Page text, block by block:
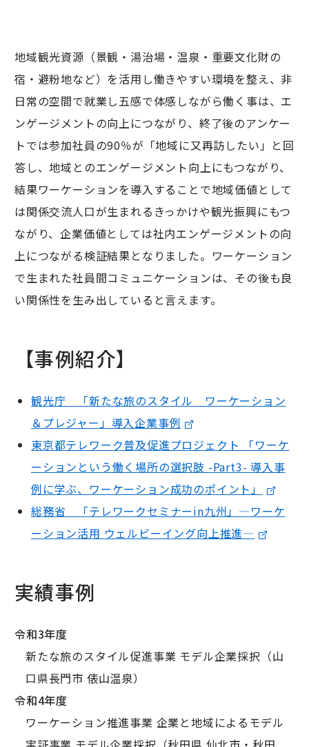
地域観光資源（景観・湯治場・温泉・重要文化財の
宿・避粉地など）を活用し働きやすい環境を整え、非
日常の空間で就業し五感で体感しながら働く事は、エ
ンゲージメントの向上につながり、終了後のアンケー
トでは参加社員の90％が「地域に又再訪したい」と回
答し、地域とのエンゲージメント向上にもつながり、
結果ワーケーションを導入することで地域価値として
は関係交流人口が生まれるきっかけや観光振興にもつ
ながり、企業価値としては社内エンゲージメントの向
上につながる検証結果となりました。ワーケーション
で生まれた社員間コミュニケーションは、その後も良
い関係性を生み出していると言えます。
【事例紹介】
観光庁 「新たな旅のスタイル ワーケーション
＆プレジャー」導入企業事例
東京都テレワーク普及促進プロジェクト 「ワーケ
ーションという働く場所の選択肢 -Part3- 導入事
例に学ぶ、ワーケーション成功のポイント」
総務省 「テレワークセミナーin九州」―ワーケ
ーション活用 ウェルビーイング向上推進―
実績事例
令和3年度
新たな旅のスタイル促進事業 モデル企業採択（山
口県長門市 俵山温泉）
令和4年度
ワーケーション推進事業 企業と地域によるモデル